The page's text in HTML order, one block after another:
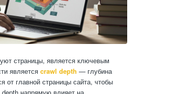
страницы, является ключевым
является crawl depth — глубина
от главной страницы сайта, чтобы
depth напрямую влияет на